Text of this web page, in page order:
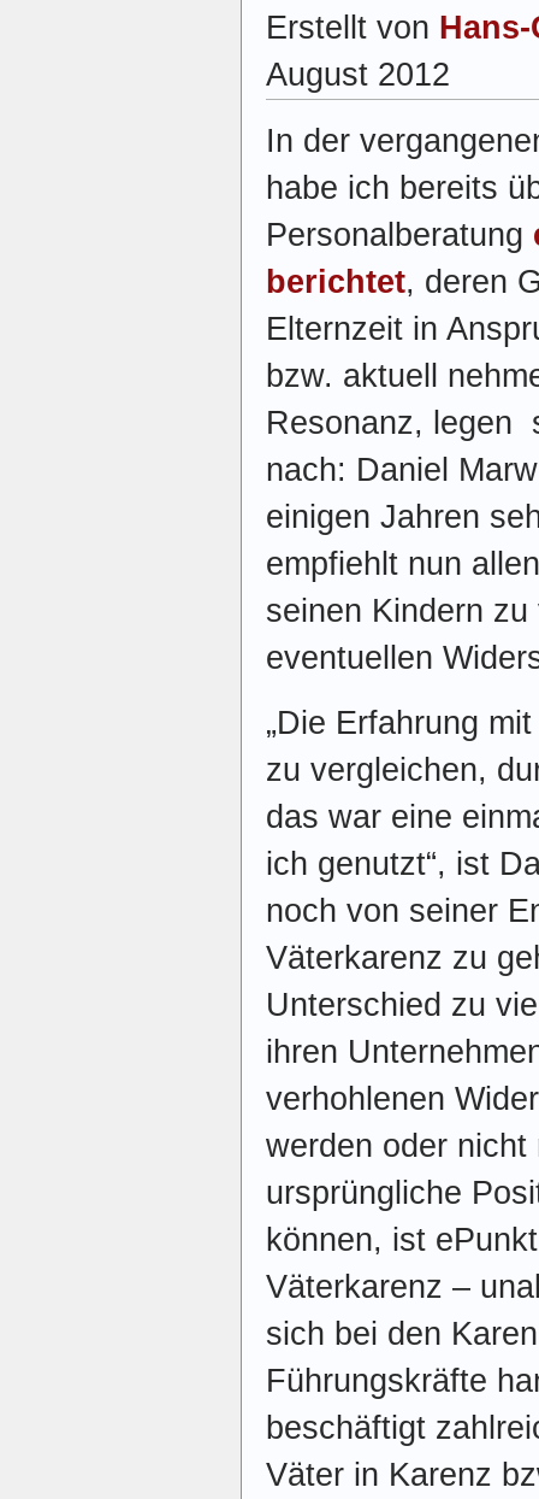
Erstellt von
August 2012
In der
habe ich bereits
Personalberatung
berichtet, deren
Elternzeit in
bzw. aktuell
Resonanz, legen
nach: Daniel
einigen Jahren
empfiehlt nun
seinen Kindern
eventuellen
„Die Erfahrung
zu vergleichen,
das war eine
ich genutzt“, ist
noch von seiner
Väterkarenz zu
Unterschied zu
ihren
verhohlenen
werden oder nicht
ursprüngliche
können, ist
Väterkarenz –
sich bei den
Führungskräfte
beschäftigt
Väter in Karenz